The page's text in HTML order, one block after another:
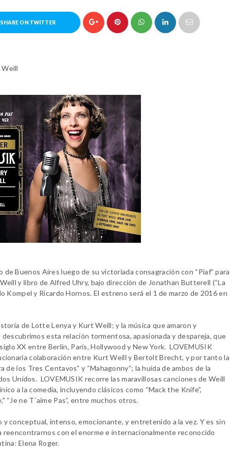
SHARE ON TWITTER
Buenos Aires luego de su victoriada consagración con “Piaf” para
y libro de Alfred Uhry, bajo dirección de Jonathan Butterell (“La
Kompel y Ricardo Hornos. El estreno será el 1 de marzo de 2016 en
de Lotte Lenya y Kurt Weill; y la música que amaron y
esta relación tormentosa, apasionada y despareja, que
XX entre Berlín, París, Hollywood y New York. LOVEMUSIK
colaboración entre Kurt Weill y Bertolt Brecht, y por tanto la
los Tres Centavos” y “Mahagonny”; la huida de ambos de la
Unidos. LOVEMUSIK recorre las maravillosas canciones de Weill
a la comedia, incluyendo clásicos como “Mack the Knife”,
“Je ne T´aime Pas”, entre muchos otros.
conceptual, intenso, emocionante, y entretenido a la vez. Y es sin
con el enorme e internacionalmente reconocido
Elena Roger.